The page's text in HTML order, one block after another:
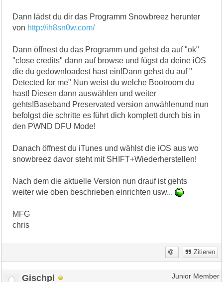
Dann lädst du dir das Programm Snowbreez herunter
von http://ih8sn0w.com/
Dann öffnest du das Programm und gehst da auf "ok"
"close credits" dann auf browse und fügst da deine iOS
die du gedownloadest hast ein!Dann gehst du auf "
Detected for me" Nun weist du welche Bootroom du
hast! Diesen dann auswählen und weiter
gehts!Baseband Preservated version anwählenund nun
befolgst die schritte es führt dich komplett durch bis in
den PWND DFU Mode!
Danach öffnest du iTunes und wählst die iOS aus wo
snowbreez davor steht mit SHIFT+Wiederherstellen!
Nach dem die aktuelle Version nun drauf ist gehts
weiter wie oben beschrieben einrichten usw...
MFG
chris
Zitieren
Gischpl Junior Member